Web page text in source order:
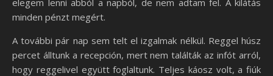
elegem lenni abból a napból, de nem adtam fel. A kilátás
minden pénzt megért.
A további pár nap sem telt el izgalmak nélkül. Reggel húsz
percet álltunk a recepción, mert nem találták az infót arról,
hogy reggelivel együtt foglaltunk. Teljes káosz volt, a fiúk